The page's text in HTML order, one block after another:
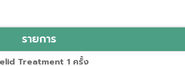
รายการ
Treatment 1 ครั้ง